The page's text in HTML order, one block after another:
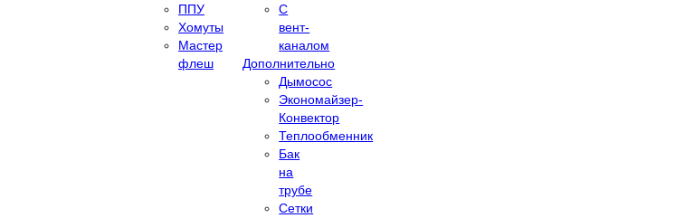
ППУ
Хомуты
Мастер
флеш
С
вент-
каналом
Дополнительно
Дымосос
Экономайзер-
Конвектор
Теплообменник
Бак
на
трубе
Сетки